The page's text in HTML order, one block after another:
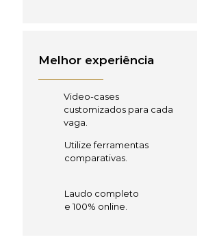
Melhor experiência
Video-cases
customizados para cada
vaga.
Utilize ferramentas
comparativas.
Laudo completo
e 100% online.